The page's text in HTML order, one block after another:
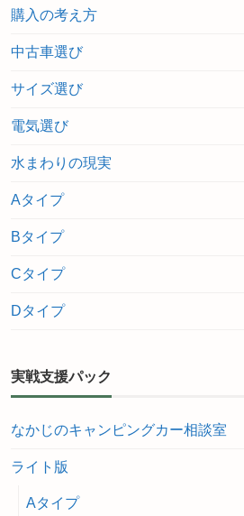
購入の考え方
中古車選び
サイズ選び
電気選び
水まわりの現実
Aタイプ
Bタイプ
Cタイプ
Dタイプ
実戦支援パック
なかじのキャンピングカー相談室
ライト版
Aタイプ